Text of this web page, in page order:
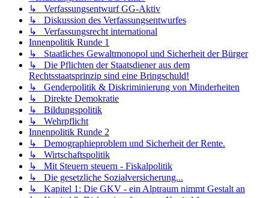
↳ Verfassungsentwurf GG-Aktiv
↳ Diskussion des Verfassungsentwurfes
↳ Verfassungsrecht international
Innenpolitik Runde 1
↳ Staatliches Gewaltmonopol und Sicherheit der Bürger
↳ Die Pflichten der Staatsdiener aus dem
Rechtsstaatsprinzip sind eine Bringschuld!
↳ Genderpolitik & Diskriminierung von Minderheiten
↳ Direkte Demokratie
↳ Bildungspolitik
↳ Wehrpflicht
Innenpolitik Runde 2
↳ Demographieproblem und Sicherheit der Rente.
↳ Wirtschaftspolitik
↳ Mit Steuern steuern - Fiskalpolitik
↳ Die gesetzliche Sozialversicherung...
↳ Kapitel 1: Die GKV - ein Alptraum nimmt Gestalt an